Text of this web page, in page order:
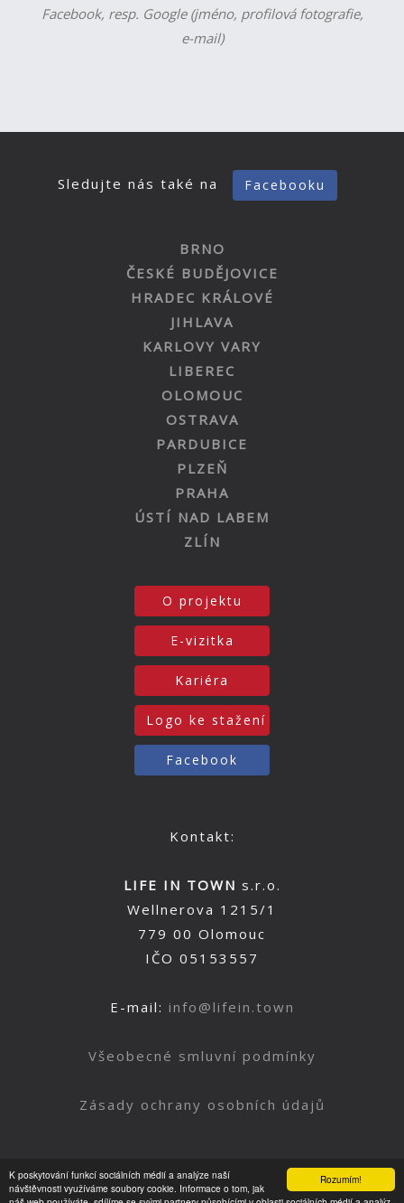
Rozumím!
K poskytování funkcí sociálních médií a analýze naší
návštěvnosti využíváme soubory cookie. Informace o tom, jak
Facebook, resp. Google (jméno, profilová fotografie,
e-mail)
Sledujte nás také na Facebooku
BRNO
ČESKÉ BUDĚJOVICE
HRADEC KRÁLOVÉ
JIHLAVA
KARLOVY VARY
LIBEREC
OLOMOUC
OSTRAVA
PARDUBICE
PLZEŇ
PRAHA
ÚSTÍ NAD LABEM
ZLÍN
O projektu
E-vizitka
Kariéra
Logo ke stažení
Facebook
Kontakt:
LIFE IN TOWN s.r.o.
Wellnerova 1215/1
779 00 Olomouc
IČO 05153557
E-mail: info@lifein.town
Všeobecné smluvní podmínky
Zásady ochrany osobních údajů
Nahoru